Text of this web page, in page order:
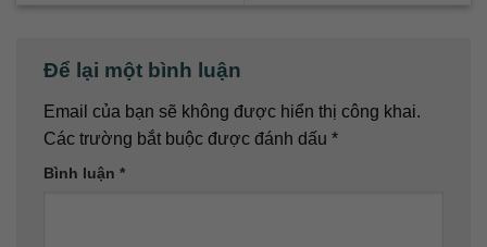
Để lại một bình luận
Email của bạn sẽ không được hiển thị công khai.
Các trường bắt buộc được đánh dấu *
Bình luận *